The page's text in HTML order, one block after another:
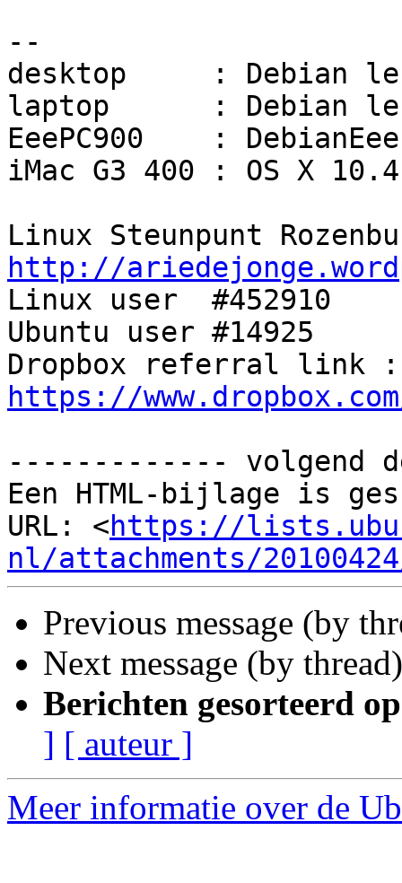
--
desktop     : Debian
laptop      : Debian
EeePC900    :
iMac G3 400 : OS X
http://
Linux user  #452910
Ubuntu user #14925
https://
------------- volgend
Een HTML-bijlage is
URL: <https://
nl/attachments/
Previous message (by
Next message (by
Berichten gesorteerd
] [ auteur ]
Meer informatie over de